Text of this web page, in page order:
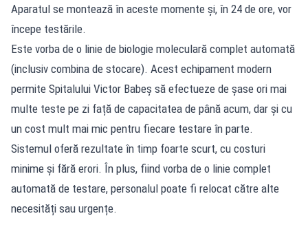
Aparatul se montează în aceste momente și, în 24 de ore, vor
începe testările.
Este vorba de o linie de biologie moleculară complet automată
(inclusiv combina de stocare). Acest echipament modern
permite Spitalului Victor Babeș să efectueze de șase ori mai
multe teste pe zi față de capacitatea de până acum, dar și cu
un cost mult mai mic pentru fiecare testare în parte.
Sistemul oferă rezultate în timp foarte scurt, cu costuri
minime și fără erori. În plus, fiind vorba de o linie complet
automată de testare, personalul poate fi relocat către alte
necesități sau urgențe.